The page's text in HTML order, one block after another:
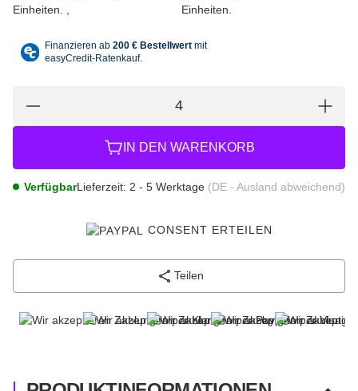
Einheiten.
Einheiten.
IN DEN WARENKORB
VerfügbarLieferzeit: 2 - 5 Werktage (DE - Ausland abweichend)
CONSENT ERTEILEN
Teilen